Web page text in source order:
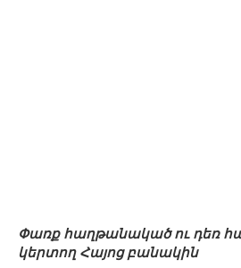
Փառք հաղթանակած ու դեռ
կերտող Հայոց բանակին